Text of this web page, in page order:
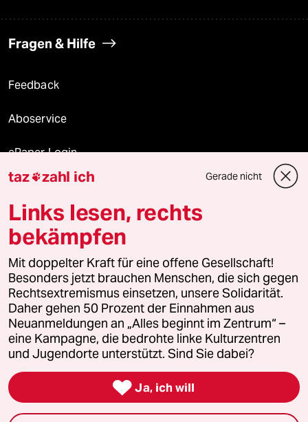
Fragen & Hilfe
Feedback
Aboservice
ePaper Login
Downloads für Abonnierende
© 2026 taz Verlags und Vertriebs GmbH
Alle Rechte vorbehalten. Bei rechtlichen Fragen oder für Genehmigungen
wenden Sie sich bitte an lizenzen@taz.de
Feedback Redaktionsstatut Kommune-Richtlinien
Leitlinie Informant Datenschutz Impressum AGB
Seitenwende Einwilligungen widerrufen (Ads)
taz zahl ich Gerade nicht
Links lesen, rechts
bekämpfen
Mit doppelter Kraft für eine offene Gesellschaft!
Besonders jetzt brauchen Menschen, die sich gegen
Rechtsextremismus einsetzen, unsere Solidarität.
Daher gehen 50 Prozent der Einnahmen aus
Neuanmeldungen an „Alles beginnt im Zentrum“ –
eine Kampagne, die bedrohte linke Kulturzentren
und Jugendorte unterstützt. Sind Sie dabei?
 Ja, ich will